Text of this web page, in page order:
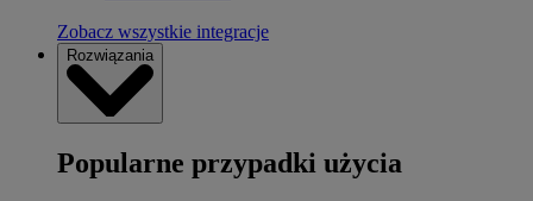
Zobacz wszystkie integracje
Rozwiązania
Popularne przypadki użycia